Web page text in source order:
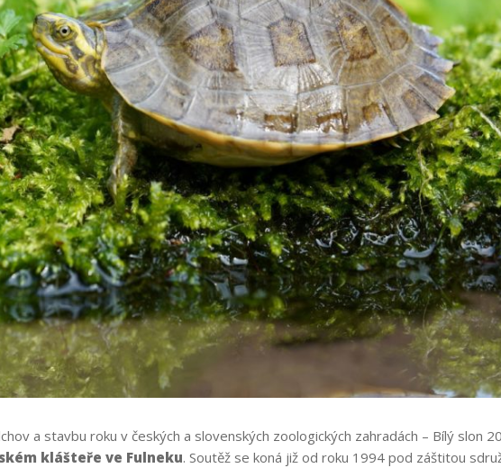
a stavbu roku v českých a slovenských zoologických zahradách – Bílý slon
klášteře ve Fulneku. Soutěž se koná již od roku 1994 pod záštitou